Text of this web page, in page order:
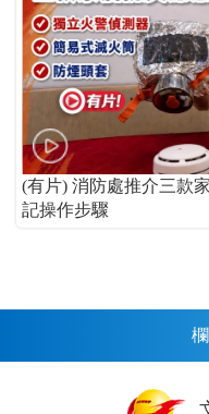
(有片) 消防處推介三款
記操作步驟